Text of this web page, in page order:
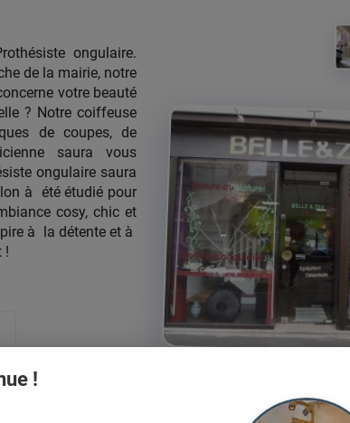
ongulaire.
de la mairie, notre
votre beauté
? Notre coiffeuse
de coupes, de
saura vous
ongulaire saura
à été étudié pour
cosy, chic et
à la détente et à
!
!